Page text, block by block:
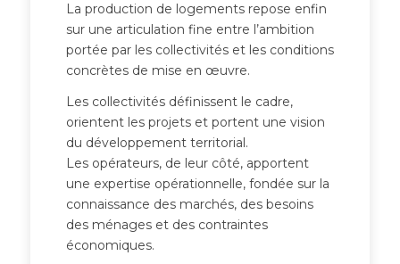
La production de logements repose enfin
sur une articulation fine entre l’ambition
portée par les collectivités et les conditions
concrètes de mise en œuvre.
Les collectivités définissent le cadre,
orientent les projets et portent une vision
du développement territorial.
Les opérateurs, de leur côté, apportent
une expertise opérationnelle, fondée sur la
connaissance des marchés, des besoins
des ménages et des contraintes
économiques.